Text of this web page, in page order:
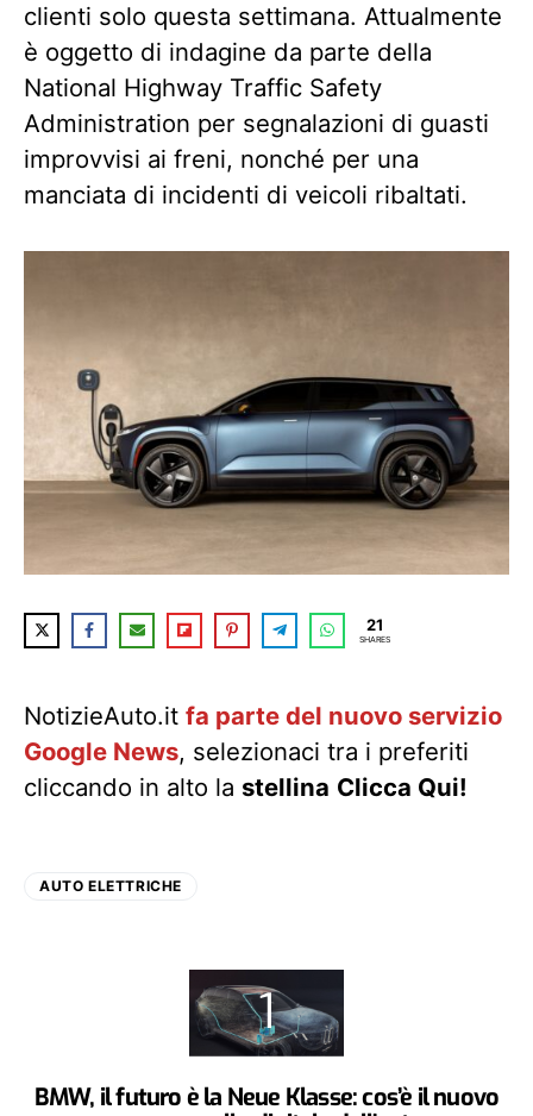
clienti solo questa settimana. Attualmente
è oggetto di indagine da parte della
National Highway Traffic Safety
Administration per segnalazioni di guasti
improvvisi ai freni, nonché per una
manciata di incidenti di veicoli ribaltati.
21
SHARES
NotizieAuto.it fa parte del nuovo servizio
Google News, selezionaci tra i preferiti
cliccando in alto la stellina Clicca Qui!
AUTO ELETTRICHE
BMW, il futuro è la Neue Klasse: cos’è il nuovo